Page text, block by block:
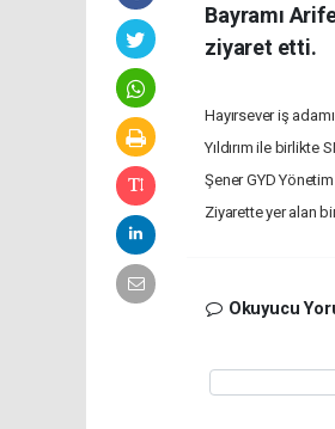
Bayramı
ziyaret etti.
Hayırsever iş
Yıldırım ile birlikte
Şener GYD Yönetim
Ziyarette yer alan
Okuyucu